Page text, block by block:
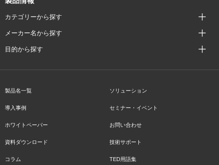
カテゴリーから探す
メーカー名から探す
目的から探す
製品名一覧 ソリューション
導入事例 セミナー・イベント
ホワイトペーパー お問い合わせ
資料ダウンロード 技術サポート
コラム TED用語集